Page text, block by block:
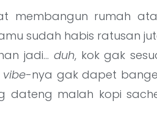
membangun rumah
sudah habis ratusan
jadi… duh, kok gak
vibe-nya gak dapet
dateng malah kopi